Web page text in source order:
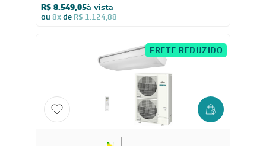
R$ 8.549,05à vista
ou 8xde R$ 1.124,88
FRETE REDUZIDO